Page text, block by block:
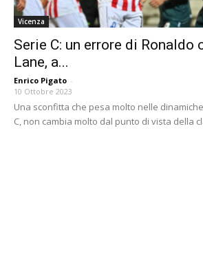
Vicenza
Serie C: un errore di Ronaldo
Lane, a...
Enrico Pigato -
10 Ottobre 2023
Una sconfitta che pesa molto nelle
C, non cambia molto dal punto di vista della